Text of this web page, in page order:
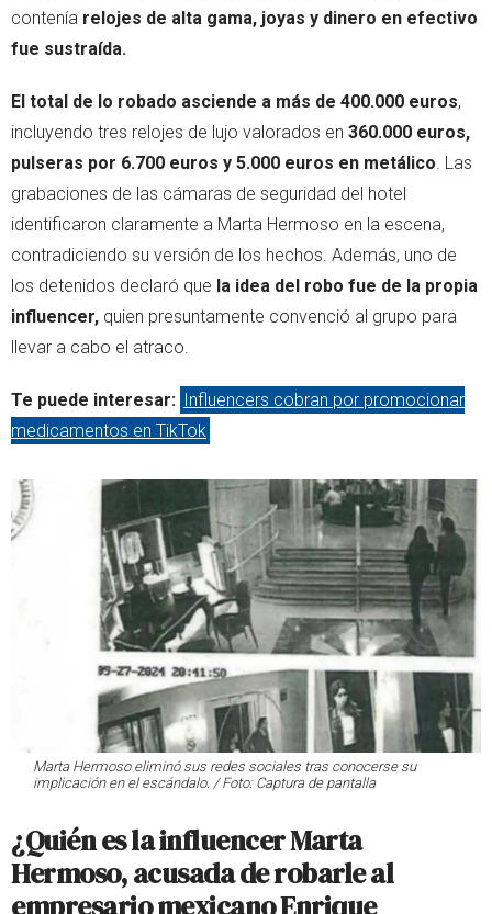
contenía relojes de alta gama, joyas y dinero en efectivo
fue sustraída.
El total de lo robado asciende a más de 400.000 euros,
incluyendo tres relojes de lujo valorados en 360.000 euros,
pulseras por 6.700 euros y 5.000 euros en metálico . Las
grabaciones de las cámaras de seguridad del hotel
identificaron claramente a Marta Hermoso en la escena,
contradiciendo su versión de los hechos. Además, uno de
los detenidos declaró que la idea del robo fue de la propia
influencer, quien presuntamente convenció al grupo para
llevar a cabo el atraco.
Te puede interesar: Influencers cobran por promocionar
medicamentos en TikTok
Marta Hermoso eliminó sus redes sociales tras conocerse su
implicación en el escándalo. / Foto: Captura de pantalla
¿Quién es la influencer Marta
Hermoso, acusada de robarle al